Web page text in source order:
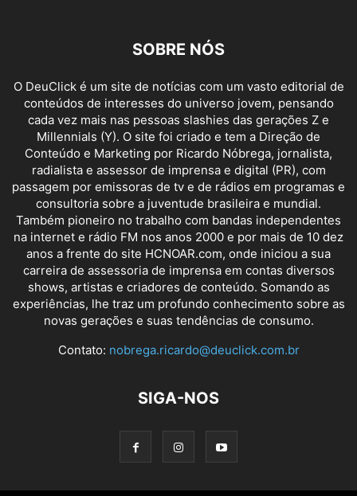
SOBRE NÓS
O DeuClick é um site de notícias com um vasto editorial de
conteúdos de interesses do universo jovem, pensando
cada vez mais nas pessoas slashies das gerações Z e
Millennials (Y). O site foi criado e tem a Direção de
Conteúdo e Marketing por Ricardo Nóbrega, jornalista,
radialista e assessor de imprensa e digital (PR), com
passagem por emissoras de tv e de rádios em programas e
consultoria sobre a juventude brasileira e mundial.
Também pioneiro no trabalho com bandas independentes
na internet e rádio FM nos anos 2000 e por mais de 10 dez
anos a frente do site HCNOAR.com, onde iniciou a sua
carreira de assessoria de imprensa em contas diversos
shows, artistas e criadores de conteúdo. Somando as
experiências, lhe traz um profundo conhecimento sobre as
novas gerações e suas tendências de consumo.
Contato: nobrega.ricardo@deuclick.com.br
SIGA-NOS